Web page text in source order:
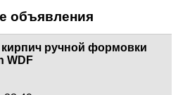
объявления
ручной формовки
WDF